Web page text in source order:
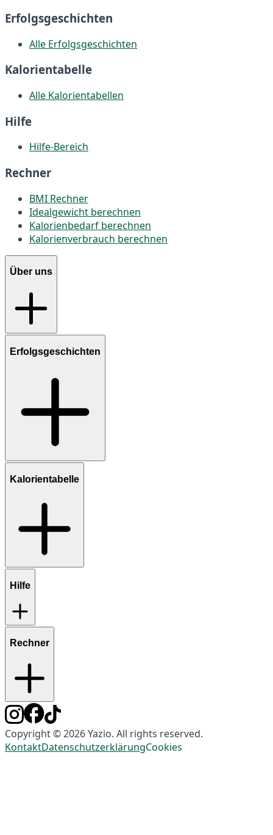
Erfolgsgeschichten
Alle Erfolgsgeschichten
Kalorientabelle
Alle Kalorientabellen
Hilfe
Hilfe-Bereich
Rechner
BMI Rechner
Idealgewicht berechnen
Kalorienbedarf berechnen
Kalorienverbrauch berechnen
Über uns
Erfolgsgeschichten
Kalorientabelle
Hilfe
Rechner
Copyright © 2026 Yazio. All rights reserved.
KontaktDatenschutzerklärungCookies